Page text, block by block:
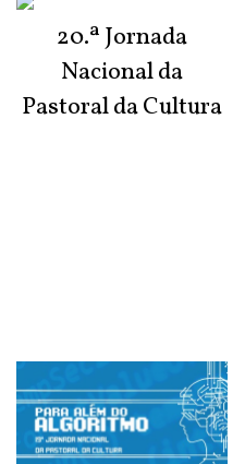
20.ª Jornada
Nacional da
Pastoral da Cultura